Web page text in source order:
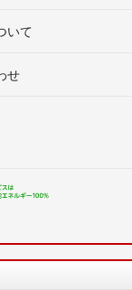
いて
せ